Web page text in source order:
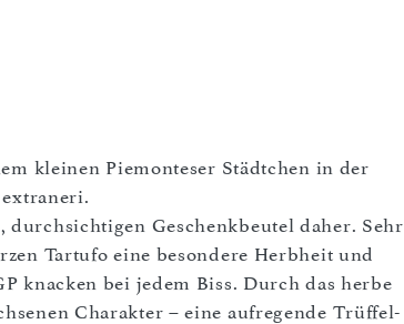
kleinen Piemonteser Städtchen in der
Geschenkbeutel daher. Sehr
Tartufo eine besondere Herbheit und
knacken bei jedem Biss. Durch das herbe
Charakter – eine aufregende Trüffel-